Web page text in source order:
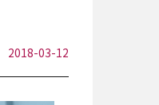
2018-03-12